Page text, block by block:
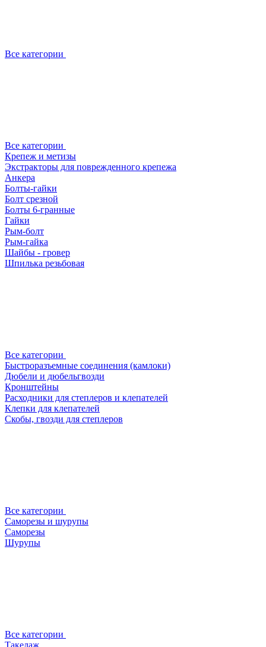
Все категории
Все категории
Крепеж и метизы
Экстракторы для поврежденного крепежа
Анкера
Болты-гайки
Болт срезной
Болты 6-гранные
Гайки
Рым-болт
Рым-гайка
Шайбы - гровер
Шпилька резьбовая
Все категории
Быстроразъемные соединения (камлоки)
Дюбели и дюбельгвозди
Кронштейны
Расходники для степлеров и клепателей
Клепки для клепателей
Скобы, гвозди для степлеров
Все категории
Саморезы и шурупы
Саморезы
Шурупы
Все категории
Такелаж